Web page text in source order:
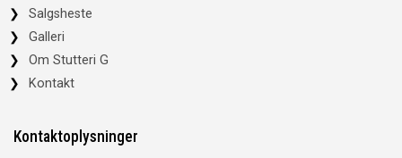
Salgsheste
Galleri
Om Stutteri G
Kontakt
Kontaktoplysninger